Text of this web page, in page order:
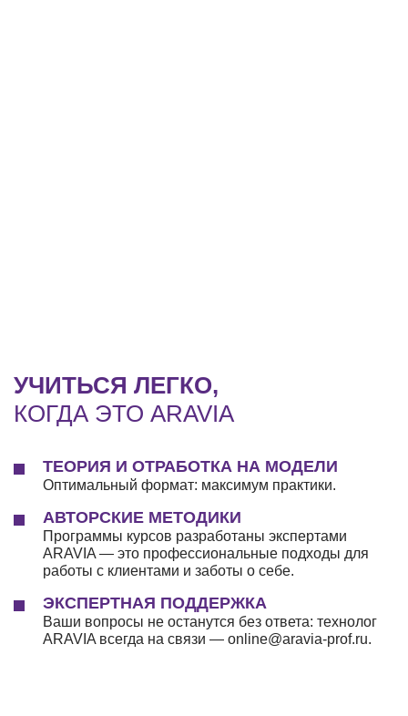
УЧИТЬСЯ ЛЕГКО,
КОГДА ЭТО ARAVIA
ТЕОРИЯ И ОТРАБОТКА НА МОДЕЛИ
Оптимальный формат: максимум практики.
АВТОРСКИЕ МЕТОДИКИ
Программы курсов разработаны экспертами
ARAVIA — это профессиональные подходы для
работы с клиентами и заботы о себе.
ЭКСПЕРТНАЯ ПОДДЕРЖКА
Ваши вопросы не останутся без ответа: технолог
ARAVIA всегда на связи — online@aravia-prof.ru.